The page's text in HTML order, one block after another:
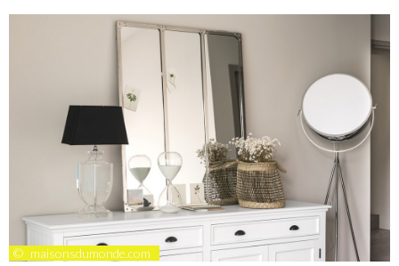
© maisonsdumonde.com